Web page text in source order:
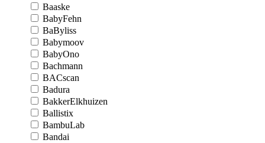
Baaske
BabyFehn
BaByliss
Babymoov
BabyOno
Bachmann
BACscan
Badura
BakkerElkhuizen
Ballistix
BambuLab
Bandai